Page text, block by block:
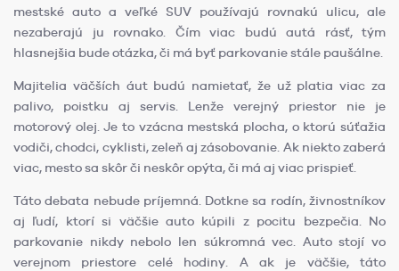
mestské auto a veľké SUV používajú rovnakú ulicu, ale
nezaberajú ju rovnako. Čím viac budú autá rásť, tým
hlasnejšia bude otázka, či má byť parkovanie stále paušálne.
Majitelia väčších áut budú namietať, že už platia viac za
palivo, poistku aj servis. Lenže verejný priestor nie je
motorový olej. Je to vzácna mestská plocha, o ktorú súťažia
vodiči, chodci, cyklisti, zeleň aj zásobovanie. Ak niekto zaberá
viac, mesto sa skôr či neskôr opýta, či má aj viac prispieť.
Táto debata nebude príjemná. Dotkne sa rodín, živnostníkov
aj ľudí, ktorí si väčšie auto kúpili z pocitu bezpečia. No
parkovanie nikdy nebolo len súkromná vec. Auto stojí vo
verejnom priestore celé hodiny. A ak je väčšie, táto